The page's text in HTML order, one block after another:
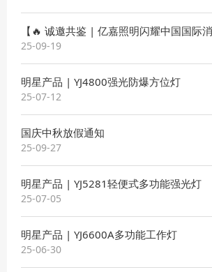
【🔥 诚邀共鉴 | 亿嘉照明闪耀中国国际消
25-09-19
明星产品 | YJ4800强光防爆方位灯
25-07-12
国庆中秋放假通知
25-09-27
明星产品 | YJ5281轻便式多功能强光灯
25-07-05
明星产品 | YJ6600A多功能工作灯
25-06-30